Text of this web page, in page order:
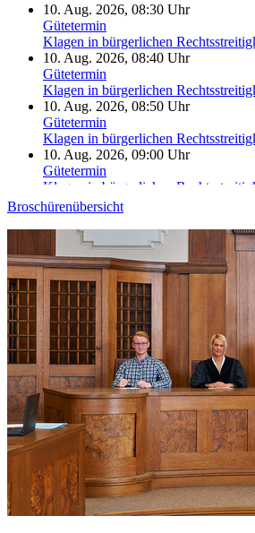
10. Aug. 2026, 08:30 Uhr
Gütetermin
Klagen in bürgerlichen
10. Aug. 2026, 08:40 Uhr
Gütetermin
Klagen in bürgerlichen
10. Aug. 2026, 08:50 Uhr
Gütetermin
Klagen in bürgerlichen
10. Aug. 2026, 09:00 Uhr
Gütetermin
Klagen in bürgerlichen
10. Aug. 2026, 09:00 Uhr
Klagen in bürgerlichen
10. Aug. 2026, 09:00 Uhr
Gütetermin
Klagen in bürgerlichen
10. Aug. 2026, 09:10 Uhr
Gütetermin
Klagen in bürgerlichen
10. Aug. 2026, 09:15 Uhr
Gütetermin
Klagen in bürgerlichen
10. Aug. 2026, 09:20 Uhr
Gütetermin
Klagen in bürgerlichen
10. Aug. 2026, 09:30 Uhr
Gütetermin
Klagen in bürgerlichen
Letzte Aktualisierung:
7. Aug. 2026, 17:25 Uhr
Broschürenübersicht